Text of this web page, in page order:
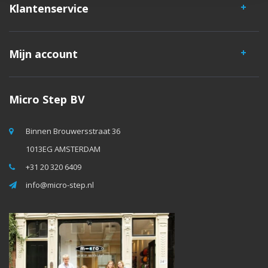
Klantenservice
Mijn account
Micro Step BV
Binnen Brouwersstraat 36
1013EG AMSTERDAM
+31 20 320 6409
info@micro-step.nl